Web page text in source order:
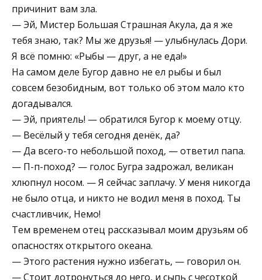
причинит вам зла.
— Эй, Мистер Большая Страшная Акула, да я же
тебя знаю, так? Мы же друзья! — улыбнулась Дори.
Я всё помню: «Рыбы — друг, а не еда!»
На самом деле Бугор давно не ел рыбы и был
совсем безобидным, вот только об этом мало кто
догадывался.
— Эй, приятель! — обратился Бугор к моему отцу.
— Весёлый у тебя сегодня денёк, да?
— Да всего-то небольшой поход, — ответил папа.
— П-п-поход? — голос Бугра задрожал, великан
хлюпнул носом. — Я сейчас заплачу. У меня никогда
не было отца, и никто не водил меня в поход. Ты
счастливчик, Немо!
Тем временем отец рассказывал моим друзьям об
опасностях открытого океана.
— Этого растения нужно избегать, — говорил он.
— Стоит дотронуться до него, и сыпь с чесоткой